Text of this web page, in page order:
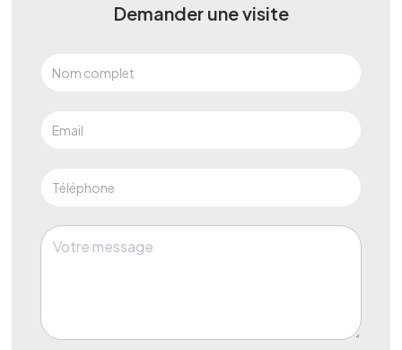
Demander une visite